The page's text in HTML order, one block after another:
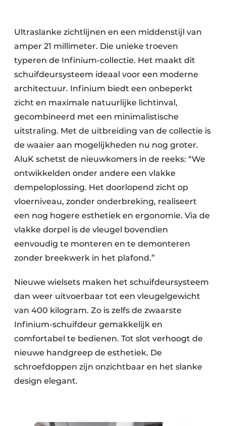
Ultraslanke zichtlijnen en een middenstijl van
amper 21 millimeter. Die unieke troeven
typeren de Infinium-collectie. Het maakt dit
schuifdeursysteem ideaal voor een moderne
architectuur. Infinium biedt een onbeperkt
zicht en maximale natuurlijke lichtinval,
gecombineerd met een minimalistische
uitstraling. Met de uitbreiding van de collectie is
de waaier aan mogelijkheden nu nog groter.
AluK schetst de nieuwkomers in de reeks: “We
ontwikkelden onder andere een vlakke
dempeloplossing. Het doorlopend zicht op
vloerniveau, zonder onderbreking, realiseert
een nog hogere esthetiek en ergonomie. Via de
vlakke dorpel is de vleugel bovendien
eenvoudig te monteren en te demonteren
zonder breekwerk in het plafond.”
Nieuwe wielsets maken het schuifdeursysteem
dan weer uitvoerbaar tot een vleugelgewicht
van 400 kilogram. Zo is zelfs de zwaarste
Infinium-schuifdeur gemakkelijk en
comfortabel te bedienen. Tot slot verhoogt de
nieuwe handgreep de esthetiek. De
schroefdoppen zijn onzichtbaar en het slanke
design elegant.